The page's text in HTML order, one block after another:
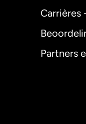
Carrières
Partners